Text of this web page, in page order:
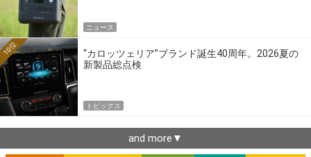
ニュース
“カロッツェリア”ブランド誕生40周年。2026夏の
新製品総点検
10位
トピックス
and more▼